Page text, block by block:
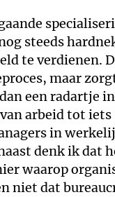
steeds
te verdienen.
maar
een radartje
arbeid tot iets
in
denk ik dat
waarop
niet dat